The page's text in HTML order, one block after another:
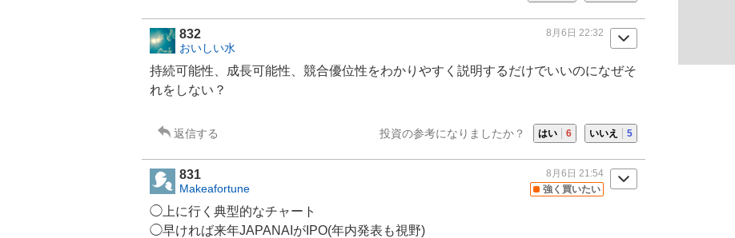
832
おいしい水
8月6日 22:32
持続可能性、成長可能性、競合優位性をわかりやすく説明するだけでいいのになぜそ
れをしない？
返信する 投資の参考になりましたか？ はい 6 いいえ 5
831
Makeafortune 強く買いたい
8月6日 21:54
◯上に行く典型的なチャート
◯早ければ来年JAPANAIがIPO(年内発表も視野)